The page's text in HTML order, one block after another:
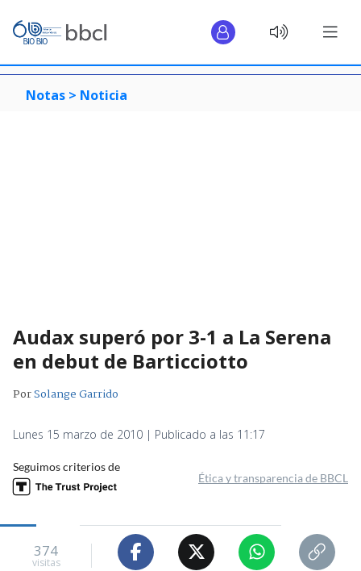
Notas > Noticia
Audax superó por 3-1 a La Serena
en debut de Barticciotto
PorSolange Garrido
Lunes 15 marzo de 2010 | Publicado a las 11:17
Seguimos criterios de
Ética y transparencia de BBCL
374
visitas